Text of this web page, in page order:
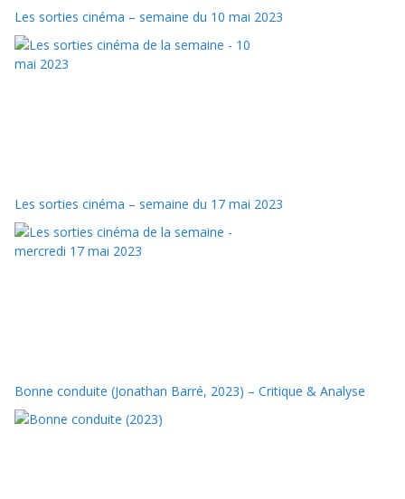
Les sorties cinéma – semaine du 10 mai 2023
Les sorties cinéma – semaine du 17 mai 2023
Bonne conduite (Jonathan Barré, 2023) – Critique & Analyse